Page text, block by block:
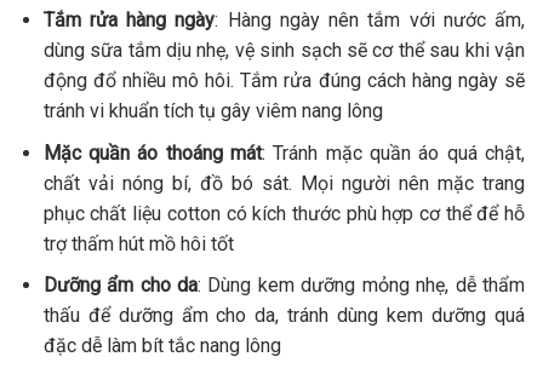
Tắm rửa hàng ngày: Hàng ngày nên tắm với nước ấm,
dùng sữa tắm dịu nhẹ, vệ sinh sạch sẽ cơ thể sau khi vận
động đổ nhiều mô hôi. Tắm rửa đúng cách hàng ngày sẽ
tránh vi khuẩn tích tụ gây viêm nang lông
Mặc quần áo thoáng mát: Tránh mặc quần áo quá chật,
chất vải nóng bí, đồ bó sát. Mọi người nên mặc trang
phục chất liệu cotton có kích thước phù hợp cơ thể để hỗ
trợ thấm hút mồ hôi tốt
Dưỡng ẩm cho da: Dùng kem dưỡng mỏng nhẹ, dễ thẩm
thấu để dưỡng ẩm cho da, tránh dùng kem dưỡng quá
đặc dễ làm bít tắc nang lông